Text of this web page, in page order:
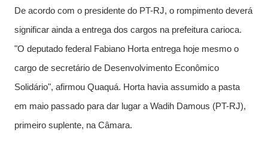
De acordo com o presidente do PT-RJ, o rompimento deverá
significar ainda a entrega dos cargos na prefeitura carioca.
"O deputado federal Fabiano Horta entrega hoje mesmo o
cargo de secretário de Desenvolvimento Econômico
Solidário", afirmou Quaquá. Horta havia assumido a pasta
em maio passado para dar lugar a Wadih Damous (PT-RJ),
primeiro suplente, na Câmara.